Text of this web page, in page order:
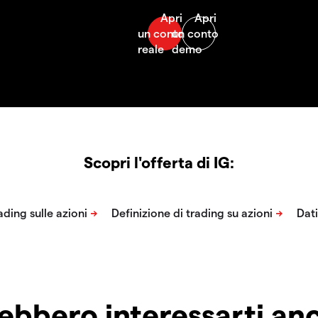
Scopri l'offerta di IG: